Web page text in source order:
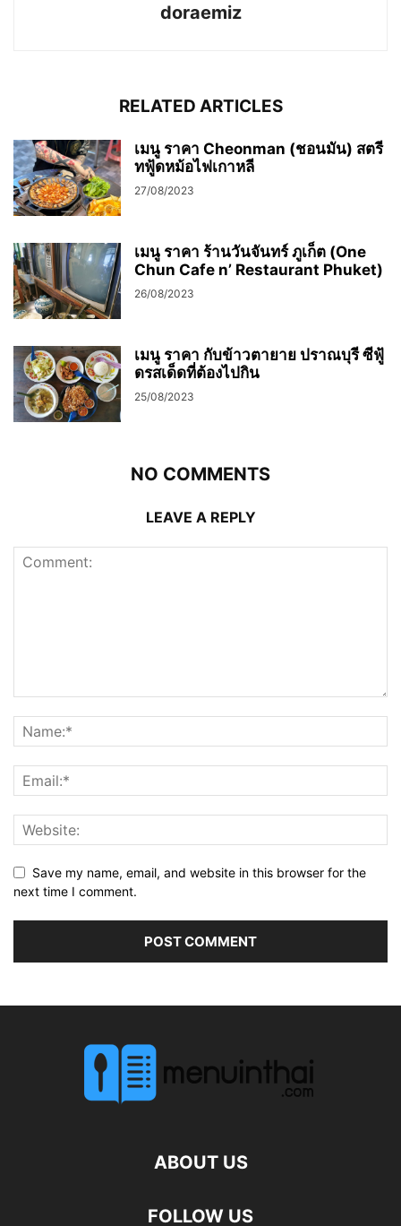
doraemiz
RELATED ARTICLES
เมนู ราคา Cheonman (ชอนมัน) สตรี
ทฟู้ดหม้อไฟเกาหลี
27/08/2023
เมนู ราคา ร้านวันจันทร์ ภูเก็ต (One
Chun Cafe n’ Restaurant Phuket)
26/08/2023
เมนู ราคา กับข้าวตายาย ปราณบุรี ซีฟู้
ดรสเด็ดที่ต้องไปกิน
25/08/2023
NO COMMENTS
LEAVE A REPLY
Save my name, email, and website in this browser for the
next time I comment.
ABOUT US
FOLLOW US